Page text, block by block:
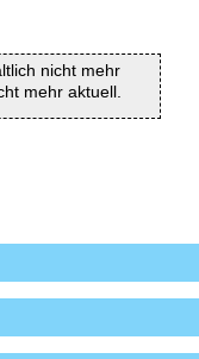
nicht mehr
mehr aktuell.